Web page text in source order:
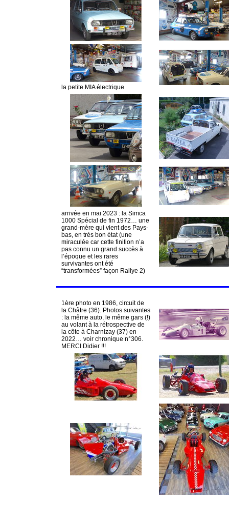
la petite MIAélectrique
arrivée en mai 2023 : la Simca
1000 Spécial de fin 1972… une
grand-mère qui vient des Pays-
bas, en très bon état (une
miraculée car cette finition n’a
pas connu un grand succès à
l’époque et les rares
survivantes ont été
“transformées” façon Rallye 2)
1ère photo en 1986, circuit de
la Châtre (36). Photos suivantes
: la même auto, le même gars (!)
au volant à la rétrospective de
la côte à Charnizay (37) en
2022… voir chronique n°306.
MERCI
Didier !!!